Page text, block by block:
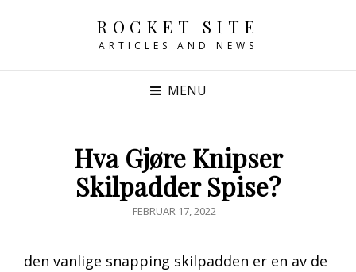
ROCKET SITE
ARTICLES AND NEWS
MENU
Hva Gjøre Knipser
Skilpadder Spise?
POSTED
FEBRUAR 17, 2022
den vanlige snapping skilpadden er en av de